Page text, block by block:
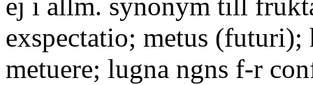
exspectatio; metus (futuri);
metuere; lugna ngns f-r